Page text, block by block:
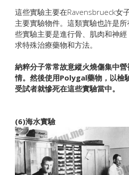
這些實驗主要在Ravensbrueck女
主要實驗物件。這類實驗也許是
些實驗主要是進行骨、肌肉和神
求特殊治療藥物和方法。
納粹分子常常故意縱火燒傷集中
情。然後使用Polygal藥物，以檢
受試者就慘死在這些實驗當中。
(6)海水實驗